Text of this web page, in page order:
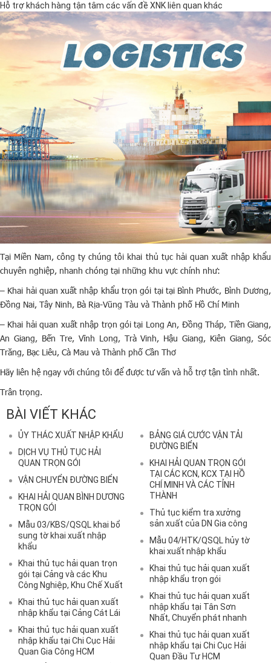
Hỗ trợ khách hàng tận tâm các vấn đề XNK liên quan khác
Tại Miền Nam, công ty chúng tôi khai thủ tục hải quan xuất nhập khẩu
chuyên nghiệp, nhanh chóng tại những khu vực chính như:
– Khai hải quan xuất nhập khẩu trọn gói tại tại Bình Phước, Bình Dương,
Đồng Nai, Tây Ninh, Bà Rịa-Vũng Tàu và Thành phố Hồ Chí Minh
– Khai hải quan xuất nhập trọn gói tại Long An, Đồng Tháp, Tiền Giang,
An Giang, Bến Tre, Vĩnh Long, Trà Vinh, Hậu Giang, Kiên Giang, Sóc
Trăng, Bạc Liêu, Cà Mau và Thành phố Cần Thơ
Hãy liên hệ ngay với chúng tôi để được tư vấn và hỗ trợ tận tình nhất.
Trân trọng.
BÀI VIẾT KHÁC
ỦY THÁC XUẤT NHẬP KHẨU
BẢNG GIÁ CƯỚC VẬN TẢI
ĐƯỜNG BIỂN
DỊCH VỤ THỦ TỤC HẢI
QUAN TRỌN GÓI
KHAI HẢI QUAN TRỌN GÓI
TẠI CÁC KCN, KCX TẠI HỒ
CHÍ MINH VÀ CÁC TỈNH
THÀNH
VẬN CHUYỂN ĐƯỜNG BIỂN
KHAI HẢI QUAN BÌNH DƯƠNG
TRỌN GÓI
Thủ tục kiểm tra xưởng
sản xuất của DN Gia công
Mẫu 03/KBS/QSQL khai bổ
sung tờ khai xuất nhập
khẩu
Mẫu 04/HTK/QSQL hủy tờ
khai xuất nhập khẩu
Khai thủ tục hải quan trọn
gói tại Cảng và các Khu
Công Nghiệp, Khu Chế Xuất
Khai thủ tục hải quan xuất
nhập khẩu trọn gói
Khai thủ tục hải quan xuất
nhập khẩu tại Tân Sơn
Nhất, Chuyển phát nhanh
Khai thủ tục hải quan xuất
nhập khẩu tại Cảng Cát Lái
Khai thủ tục hải quan xuất
nhập khẩu tại Chi Cục Hải
Quan Gia Công HCM
Khai thủ tục hải quan xuất
nhập khẩu tại Chi Cục Hải
Quan Đầu Tư HCM